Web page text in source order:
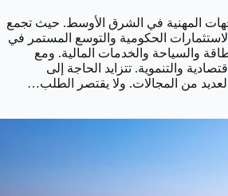
المهنية في الشرق الأوسط. حيث تجمع
الحكومية والتوسع المستمر في
والسياحة والخدمات المالية. ومع
والتنموية. تتزايد الحاجة إلى
من المجالات. ولا يقتصر الطلب…